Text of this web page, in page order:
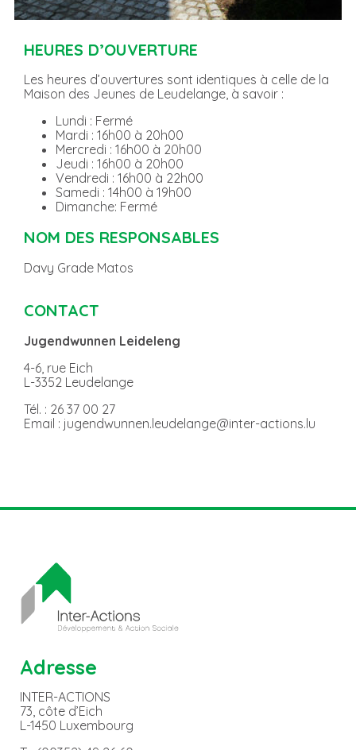
HEURES D’OUVERTURE
Les heures d’ouvertures sont identiques à celle de la
Maison des Jeunes de Leudelange, à savoir :
Lundi : Fermé
Mardi : 16h00 à 20h00
Mercredi : 16h00 à 20h00
Jeudi : 16h00 à 20h00
Vendredi : 16h00 à 22h00
Samedi : 14h00 à 19h00
Dimanche: Fermé
NOM DES RESPONSABLES
Davy Grade Matos
CONTACT
Jugendwunnen Leideleng
4-6, rue Eich
L-3352 Leudelange
Tél. : 26 37 00 27
Email : jugendwunnen.leudelange@inter-actions.lu
Adresse
INTER-ACTIONS
73, côte d’Eich
L-1450 Luxembourg